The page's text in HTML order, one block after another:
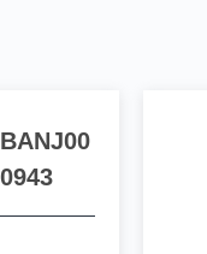
BANJ00
0943